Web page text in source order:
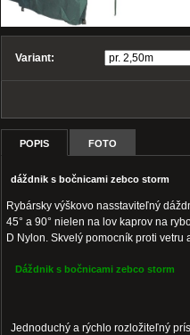
Variant:
POPIS FOTO
dáždnik s bočnicami zebco storm
Rybársky výškovo nasstaviteľný
45° a 90° nielen na lov kaprov na
D Nylon. Skvelý pomocník proti vetru
Dáždnik s bočnicami zebco storm
Jednoduchý a rýchlo rozložiteľný